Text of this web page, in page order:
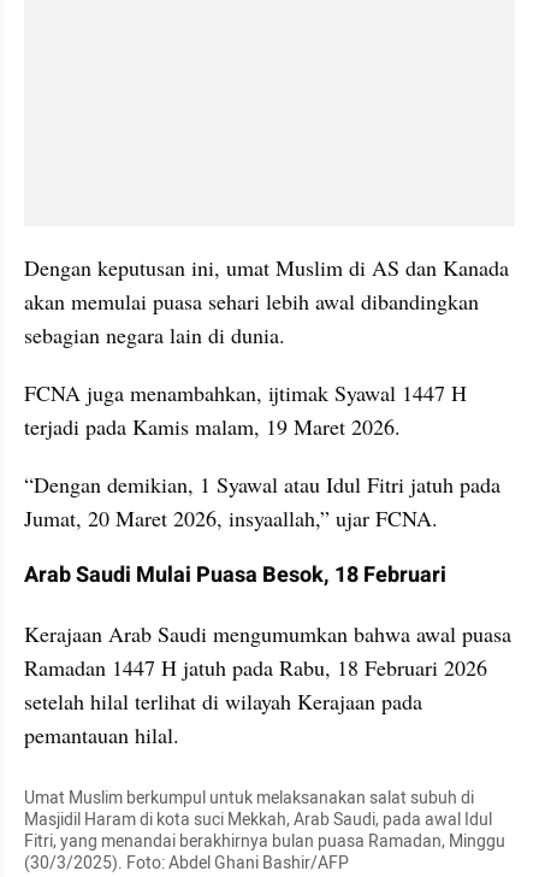
Dengan keputusan ini, umat Muslim di AS dan Kanada
akan memulai puasa sehari lebih awal dibandingkan
sebagian negara lain di dunia.
FCNA juga menambahkan, ijtimak Syawal 1447 H
terjadi pada Kamis malam, 19 Maret 2026.
“Dengan demikian, 1 Syawal atau Idul Fitri jatuh pada
Jumat, 20 Maret 2026, insyaallah,” ujar FCNA.
Arab Saudi Mulai Puasa Besok, 18 Februari
Kerajaan Arab Saudi mengumumkan bahwa awal puasa
Ramadan 1447 H jatuh pada Rabu, 18 Februari 2026
setelah hilal terlihat di wilayah Kerajaan pada
pemantauan hilal.
Umat Muslim berkumpul untuk melaksanakan salat subuh di
Masjidil Haram di kota suci Mekkah, Arab Saudi, pada awal Idul
Fitri, yang menandai berakhirnya bulan puasa Ramadan, Minggu
(30/3/2025). Foto: Abdel Ghani Bashir/AFP